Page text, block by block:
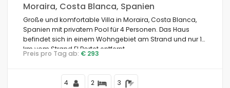
Moraira, Costa Blanca, Spanien
Große und komfortable Villa in Moraira, Costa Blanca,
Spanien mit privatem Pool für 4 Personen. Das Haus
befindet sich in einem Wohngebiet am Strand und nur 1
km vom Strand El Portet entfernt.
Preis pro Tag ab: € 293
4 2 3